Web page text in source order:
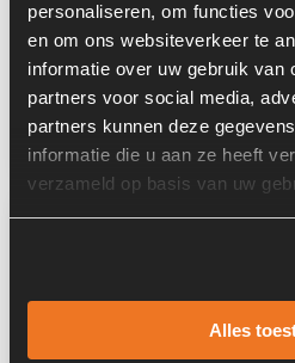
personaliseren, om functies
en om ons websiteverkeer te
informatie over uw gebruik van
partners voor social media,
partners kunnen deze
informatie die u aan ze heeft
verzameld op basis van uw
Alles
Locatie:
Past op de volgende machines:
Land:
Brand: Starter